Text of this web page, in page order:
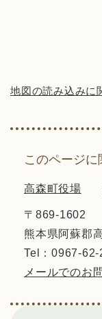
地図の読み込みに
このページ
高森町役場
〒869-1602
熊本県阿蘇郡
Tel：0967-62-
メールでのお